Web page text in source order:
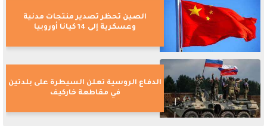
الصين تحظر تصدير منتجات مدنية
وعسكرية إلى 14 كيانا أوروبيا
الدفاع الروسية تعلن السيطرة على بلدتين
في مقاطعة خاركيف